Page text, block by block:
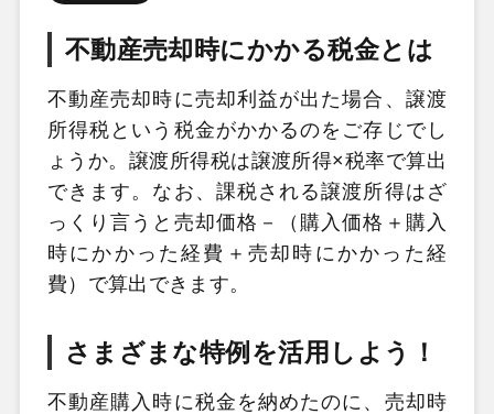
不動産売却時にかかる税金とは
不動産売却時に売却利益が出た場合、譲渡
所得税という税金がかかるのをご存じでし
ょうか。譲渡所得税は譲渡所得×税率で算出
できます。なお、課税される譲渡所得はざ
っくり言うと売却価格－（購入価格＋購入
時にかかった経費＋売却時にかかった経
費）で算出できます。
さまざまな特例を活用しよう！
不動産購入時に税金を納めたのに、売却時